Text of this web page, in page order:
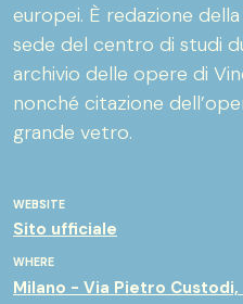
WEBSITE
Sito ufficiale
WHERE
Milano - Via Pietro Custodi,
europei. È redazione
sede del centro di studi
archivio delle opere di
nonché citazione
grande vetro.